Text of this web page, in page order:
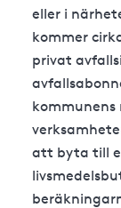
eller i
kommer
privat
att byta till